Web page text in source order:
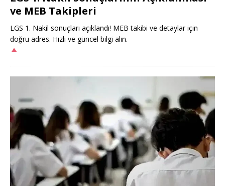
ve MEB Takipleri
LGS 1. Nakil sonuçları açıklandı! MEB takibi ve detaylar için
doğru adres. Hızlı ve güncel bilgi alın.